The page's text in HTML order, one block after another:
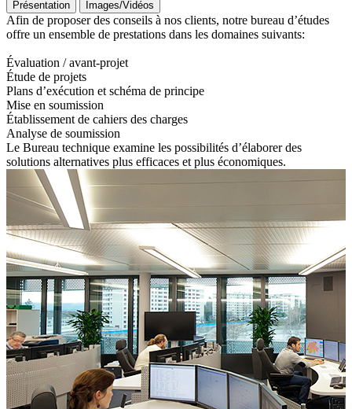
Présentation Images/Vidéos
Afin de proposer des conseils à nos clients, notre bureau d’études
offre un ensemble de prestations dans les domaines suivants:
Évaluation / avant-projet
Étude de projets
Plans d’exécution et schéma de principe
Mise en soumission
Établissement de cahiers des charges
Analyse de soumission
Le Bureau technique examine les possibilités d’élaborer des
solutions alternatives plus efficaces et plus économiques.